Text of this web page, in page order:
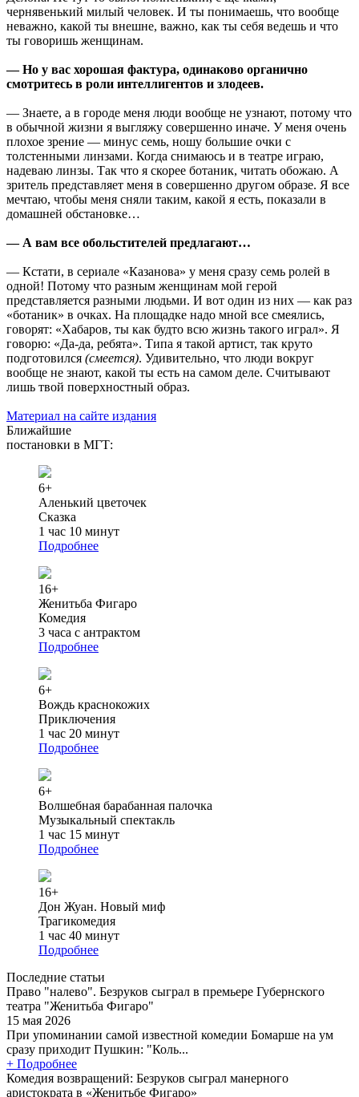
чернявенький милый человек. И ты понимаешь, что вообще
неважно, какой ты внешне, важно, как ты себя ведешь и что
ты говоришь женщинам.
— Но у вас хорошая фактура, одинаково органично
смотритесь в роли интеллигентов и злодеев.
— Знаете, а в городе меня люди вообще не узнают, потому что
в обычной жизни я выгляжу совершенно иначе. У меня очень
плохое зрение — минус семь, ношу большие очки с
толстенными линзами. Когда снимаюсь и в театре играю,
надеваю линзы. Так что я скорее ботаник, читать обожаю. А
зритель представляет меня в совершенно другом образе. Я все
мечтаю, чтобы меня сняли таким, какой я есть, показали в
домашней обстановке…
— А вам все обольстителей предлагают…
— Кстати, в сериале «Казанова» у меня сразу семь ролей в
одной! Потому что разным женщинам мой герой
представляется разными людьми. И вот один из них — как раз
«ботаник» в очках. На площадке надо мной все смеялись,
говорят: «Хабаров, ты как будто всю жизнь такого играл». Я
говорю: «Да-да, ребята». Типа я такой артист, так круто
подготовился (смеется). Удивительно, что люди вокруг
вообще не знают, какой ты есть на самом деле. Считывают
лишь твой поверхностный образ.
Материал на сайте издания
Ближайшие
постановки в МГТ:
6+
Аленький цветочек
Сказка
1 час 10 минут
Подробнее
16+
Женитьба Фигаро
Комедия
3 часа с антрактом
Подробнее
6+
Вождь краснокожих
Приключения
1 час 20 минут
Подробнее
6+
Волшебная барабанная палочка
Музыкальный спектакль
1 час 15 минут
Подробнее
16+
Дон Жуан. Новый миф
Трагикомедия
1 час 40 минут
Подробнее
Последние статьи
Право "налево". Безруков сыграл в премьере Губернского
театра "Женитьба Фигаро"
15 мая 2026
При упоминании самой известной комедии Бомарше на ум
сразу приходит Пушкин: "Коль...
+ Подробнее
Комедия возвращений: Безруков сыграл манерного
аристократа в «Женитьбе Фигаро»